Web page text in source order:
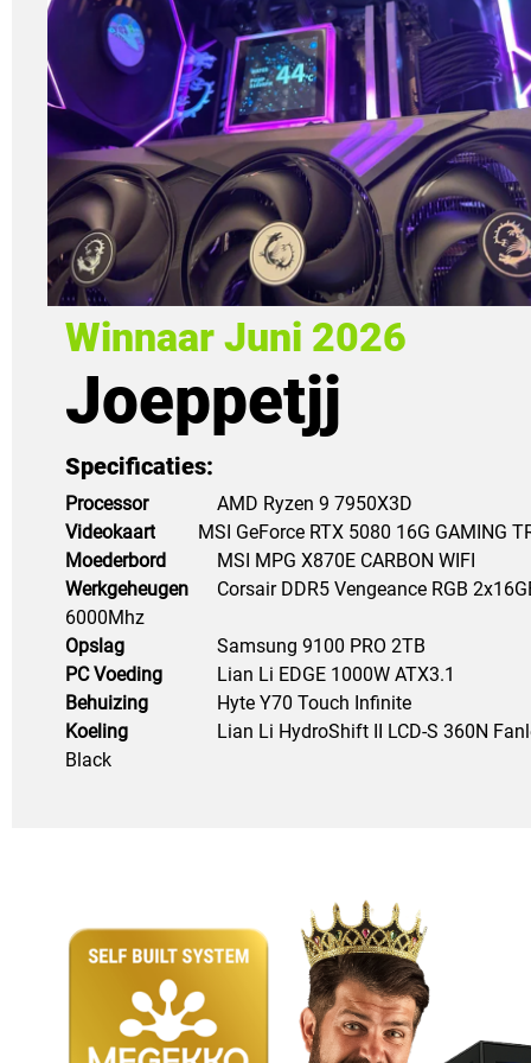
Winnaar Juni 2026
Joeppetjj
Specificaties:
Processor
AMD Ryzen 9 7950X3D
Videokaart
MSI GeForce RTX 5080 16G GAMING
Moederbord
MSI MPG X870E CARBON WIFI
Werkgeheugen
Corsair DDR5 Vengeance RGB
6000Mhz
Opslag
Samsung 9100 PRO 2TB
PC Voeding
Lian Li EDGE 1000W ATX3.1
Behuizing
Hyte Y70 Touch Infinite
Koeling
Lian Li HydroShift II LCD-S 360N
Black